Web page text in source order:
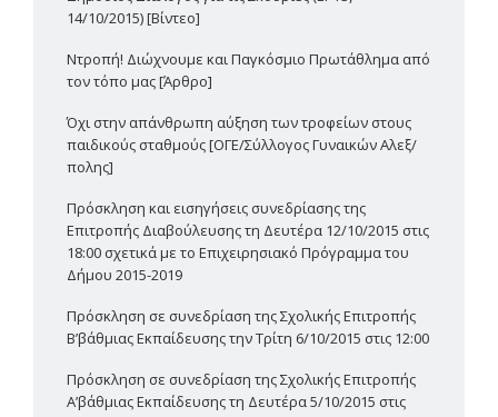
14/10/2015) [Βίντεο]
Ντροπή! Διώχνουμε και Παγκόσμιο Πρωτάθλημα από
τον τόπο μας [Άρθρο]
Όχι στην απάνθρωπη αύξηση των τροφείων στους
παιδικούς σταθμούς [ΟΓΕ/Σύλλογος Γυναικών Αλεξ/
πολης]
Πρόσκληση και εισηγήσεις συνεδρίασης της
Επιτροπής Διαβούλευσης τη Δευτέρα 12/10/2015 στις
18:00 σχετικά με το Επιχειρησιακό Πρόγραμμα του
Δήμου 2015-2019
Πρόσκληση σε συνεδρίαση της Σχολικής Επιτροπής
Β’βάθμιας Εκπαίδευσης την Τρίτη 6/10/2015 στις 12:00
Πρόσκληση σε συνεδρίαση της Σχολικής Επιτροπής
Α’βάθμιας Εκπαίδευσης τη Δευτέρα 5/10/2015 στις